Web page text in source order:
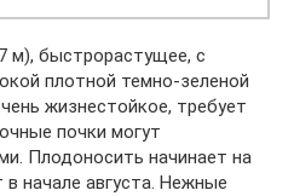
м), быстрорастущее, с
плотной темно-зеленой
жизнестойкое, требует
почки могут
Плодоносить начинает на
начале августа. Нежные